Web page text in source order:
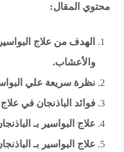
محتوي المقال:
الهدف من علاج
والأعشاب.
نظرة سريعة علي
فوائد الباذنجان في
علاج البواسير بـ
علاج البواسير بـ